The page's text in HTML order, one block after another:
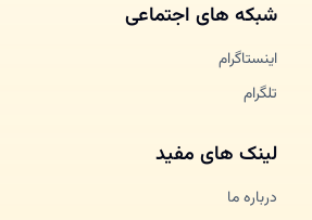
شبکه های اجتماعی
اینستاگرام
تلگرام
لینک های مفید
درباره ما